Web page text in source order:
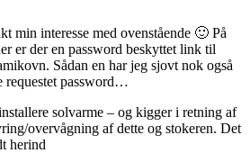
min interesse med ovenstående 🙂 På
er der en password beskyttet link til
Sådan en har jeg sjovt nok også
requestet password…
solvarme – og kigger i retning af
overvågning af dette og stokeren. Det
herind